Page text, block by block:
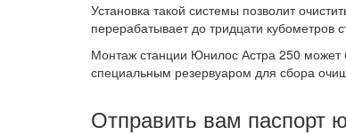
Установка такой системы позволит
перерабатывает до тридцати кубометров
Монтаж станции Юнилос Астра 250 может
специальным резервуаром для сбора
Отправить вам паспорт